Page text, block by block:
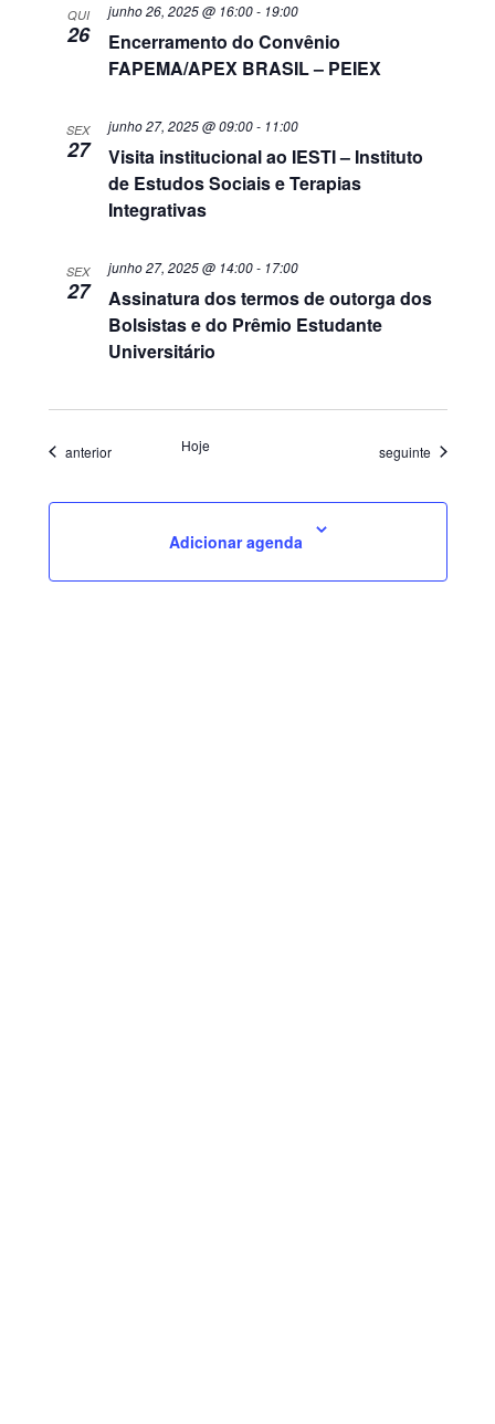
QUI
26
Encerramento do Convênio
FAPEMA/APEX BRASIL – PEIEX
junho 26, 2025 @ 16:00- 19:00
SEX
27
Visita institucional ao IESTI – Instituto
de Estudos Sociais e Terapias
Integrativas
junho 27, 2025 @ 09:00- 11:00
SEX
27
Assinatura dos termos de outorga dos
Bolsistas e do Prêmio Estudante
Universitário
junho 27, 2025 @ 14:00- 17:00
Eventos
anterior Hoje Eventos
seguinte
Adicionar agenda